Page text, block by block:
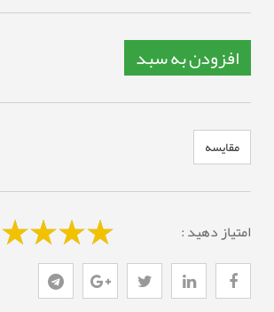
افزودن به سبد
مقایسه
امتیاز دهید :